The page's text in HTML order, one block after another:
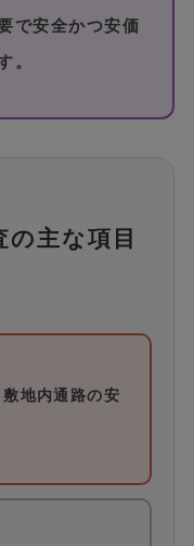
で安全かつ安価
。
主な項目
地内通路の安